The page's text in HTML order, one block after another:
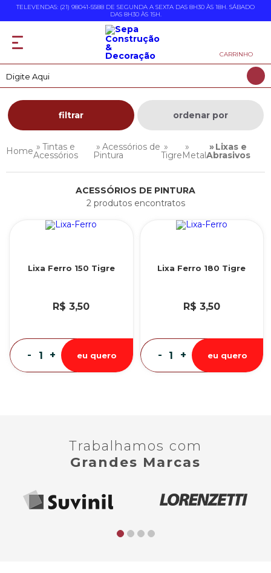
TELEVENDAS: (21) 98041-5588 DE SEGUNDA A SEXTA DAS 8H30 ÀS 18H. SÁBADO
DAS 8H30 ÀS 15H.
CARRINHO
filtrar ordenar por
Tintas e
Acessórios
Acessórios de
Pintura TigreMetal
Lixas e
Abrasivos
ACESSÓRIOS DE PINTURA
2 produtos encontratos
Lixa Ferro 150 Tigre
R$ 3,50
- + eu quero
Lixa Ferro 180 Tigre
R$ 3,50
- + eu quero
Trabalhamos com
Grandes Marcas